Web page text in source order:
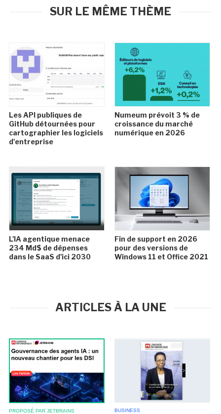
SUR LE MÊME THÈME
Les API publiques de
GitHub détournées pour
cartographier les logiciels
d'entreprise
Numeum prévoit 3 % de
croissance du marché
numérique en 2026
L'IA agentique menace
234 Md$ de dépenses
dans le SaaS d'ici 2030
Fin de support en 2026
pour des versions de
Windows 11 et Office 2021
ARTICLES À LA UNE
PROPOSÉ PAR JETBRAINS BUSINESS